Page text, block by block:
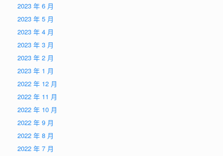
2023 年 6 月
2023 年 5 月
2023 年 4 月
2023 年 3 月
2023 年 2 月
2023 年 1 月
2022 年 12 月
2022 年 11 月
2022 年 10 月
2022 年 9 月
2022 年 8 月
2022 年 7 月